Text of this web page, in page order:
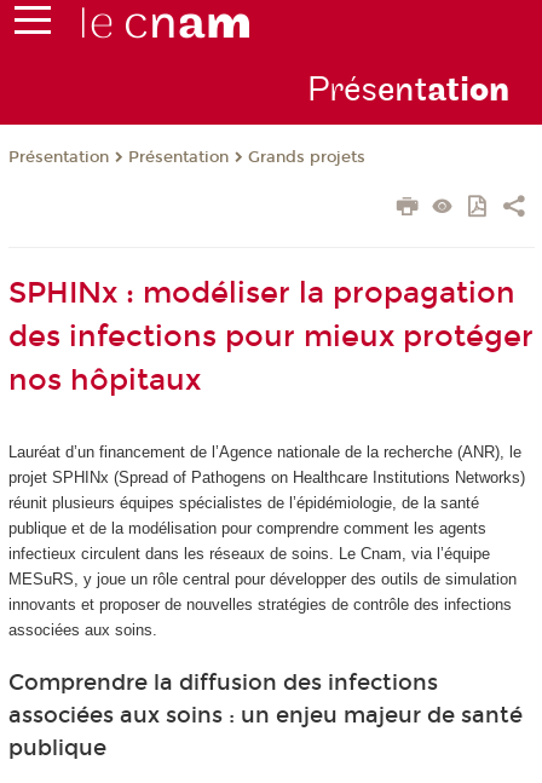
Présentation
Présentation Présentation Grands projets
SPHINx : modéliser la propagation
des infections pour mieux protéger
nos hôpitaux
Lauréat d’un financement de l’Agence nationale de la recherche (ANR), le
projet SPHINx (Spread of Pathogens on Healthcare Institutions Networks)
réunit plusieurs équipes spécialistes de l’épidémiologie, de la santé
publique et de la modélisation pour comprendre comment les agents
infectieux circulent dans les réseaux de soins. Le Cnam, via l’équipe
MESuRS, y joue un rôle central pour développer des outils de simulation
innovants et proposer de nouvelles stratégies de contrôle des infections
associées aux soins.
Comprendre la diffusion des infections
associées aux soins : un enjeu majeur de santé
publique